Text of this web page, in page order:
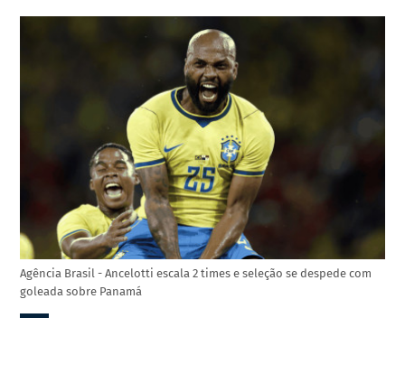
Agência Brasil - Ancelotti escala 2 times e seleção se despede com
goleada sobre Panamá